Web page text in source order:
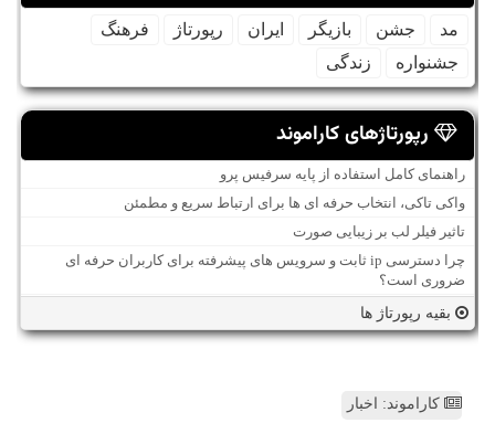
مد جشن بازیگر ایران رپورتاژ
فرهنگ
جشنواره
زندگی
رپورتاژهای کاراموند
راهنمای کامل استفاده از پایه سرفیس پرو
واکی تاکی، انتخاب حرفه ای ها برای ارتباط سریع و مطمئن
تاثیر فیلر لب بر زیبایی صورت
چرا دسترسی ip ثابت و سرویس های پیشرفته برای کاربران حرفه ای
ضروری است؟
بقیه رپورتاژ ها
کاراموند: اخبار